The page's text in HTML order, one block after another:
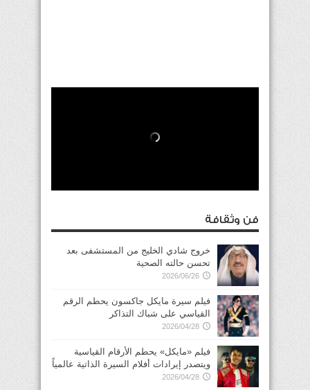
فن وثقافة
خروج شادي الخليج من المستشفى بعد
تحسن حالته الصحية
2026/06/26
فيلم سيرة مايكل جاكسون يحطم الرقم
القياسي على شباك التذاكر
2026/04/28
فيلم «مايكل» يحطم الأرقام القياسية
ويتصدر إيرادات أفلام السيرة الذاتية عالمياً
2026/04/28